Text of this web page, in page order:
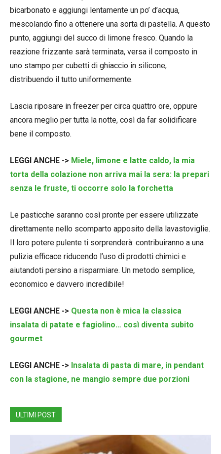
bicarbonato e aggiungi lentamente un po’ d’acqua,
mescolando fino a ottenere una sorta di pastella. A questo
punto, aggiungi del succo di limone fresco. Quando la
reazione frizzante sarà terminata, versa il composto in
uno stampo per cubetti di ghiaccio in silicone,
distribuendo il tutto uniformemente.
Lascia riposare in freezer per circa quattro ore, oppure
ancora meglio per tutta la notte, così da far solidificare
bene il composto.
LEGGI ANCHE -> Miele, limone e latte caldo, la mia
torta della colazione non arriva mai la sera: la prepari
senza le fruste, ti occorre solo la forchetta
Le pasticche saranno così pronte per essere utilizzate
direttamente nello scomparto apposito della lavastoviglie.
Il loro potere pulente ti sorprenderà: contribuiranno a una
pulizia efficace riducendo l’uso di prodotti chimici e
aiutandoti persino a risparmiare. Un metodo semplice,
economico e davvero incredibile!
LEGGI ANCHE -> Questa non è mica la classica
insalata di patate e fagiolino… così diventa subito
gourmet
LEGGI ANCHE -> Insalata di pasta di mare, in pendant
con la stagione, ne mangio sempre due porzioni
ULTIMI POST